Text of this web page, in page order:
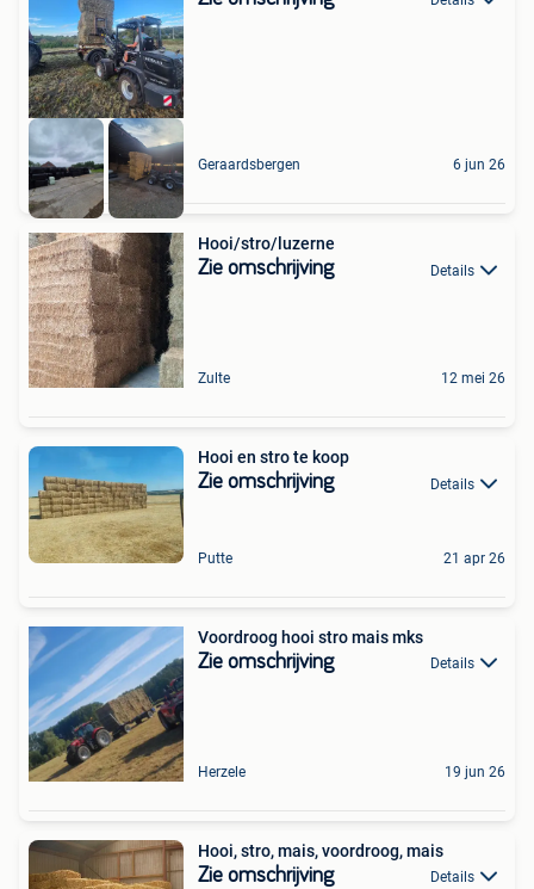
Geraardsbergen 6 jun 26
Hooi/stro/luzerne
Zie omschrijving Details
Zulte 12 mei 26
Hooi en stro te koop
Zie omschrijving Details
Putte 21 apr 26
Voordroog hooi stro mais mks
Zie omschrijving Details
Herzele 19 jun 26
Hooi, stro, mais, voordroog, mais
Zie omschrijving Details